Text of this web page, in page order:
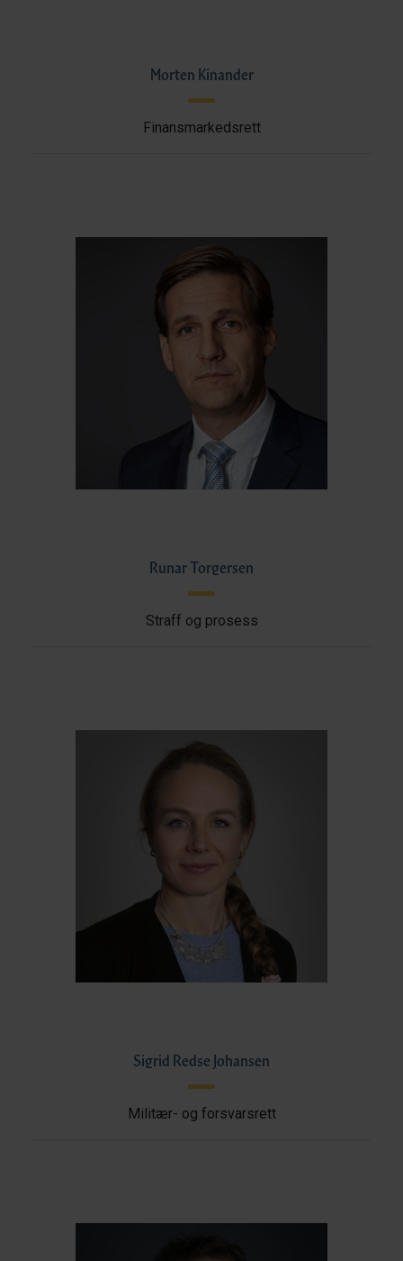
Morten Kinander
Finansmarkedsrett
Runar Torgersen
Straff og prosess
Sigrid Redse Johansen
Militær- og forsvarsrett